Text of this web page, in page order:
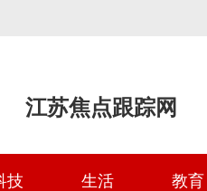
江苏焦点跟踪网
技 生活 教育